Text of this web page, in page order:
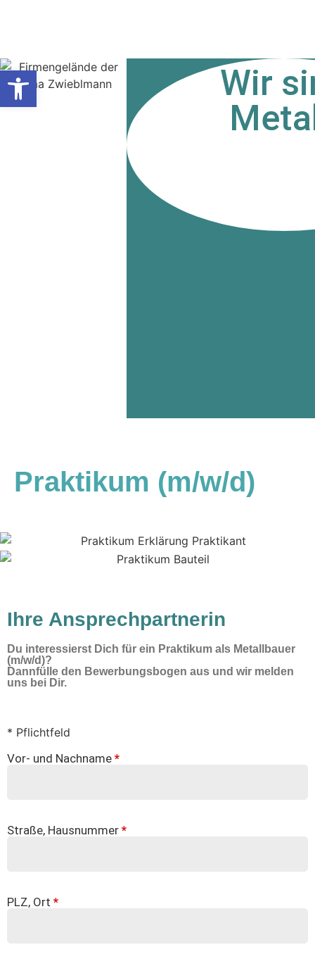
Wir
Praktikum (m/w/d)
Ihre Ansprechpartnerin
Du interessierst Dich für ein Praktikum als Metallbauer
(m/w/d)?
Dannfülle den Bewerbungsbogen aus und wir melden
uns bei Dir.
* Pflichtfeld
Vor- und Nachname *
Straße, Hausnummer *
PLZ, Ort *
Werkzeugleiste öffnen